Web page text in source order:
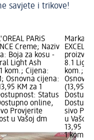
savjete i trikove!
PARiS
Creme; Naziv
Boja za kosu -
Light Ash
kom.; Cijena:
Osnovna cijena:
KM za 1
Status
online,
Provjerite
u Vašoj dm
Marka:
8.1
kom.;
(13,95
sivo
u Vašoj
13,95 KM
1 kom.